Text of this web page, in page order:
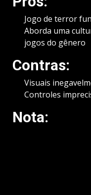
Jogo de terror
Aborda uma
jogos do gênero
Contras:
Visuais
Controles
Nota: